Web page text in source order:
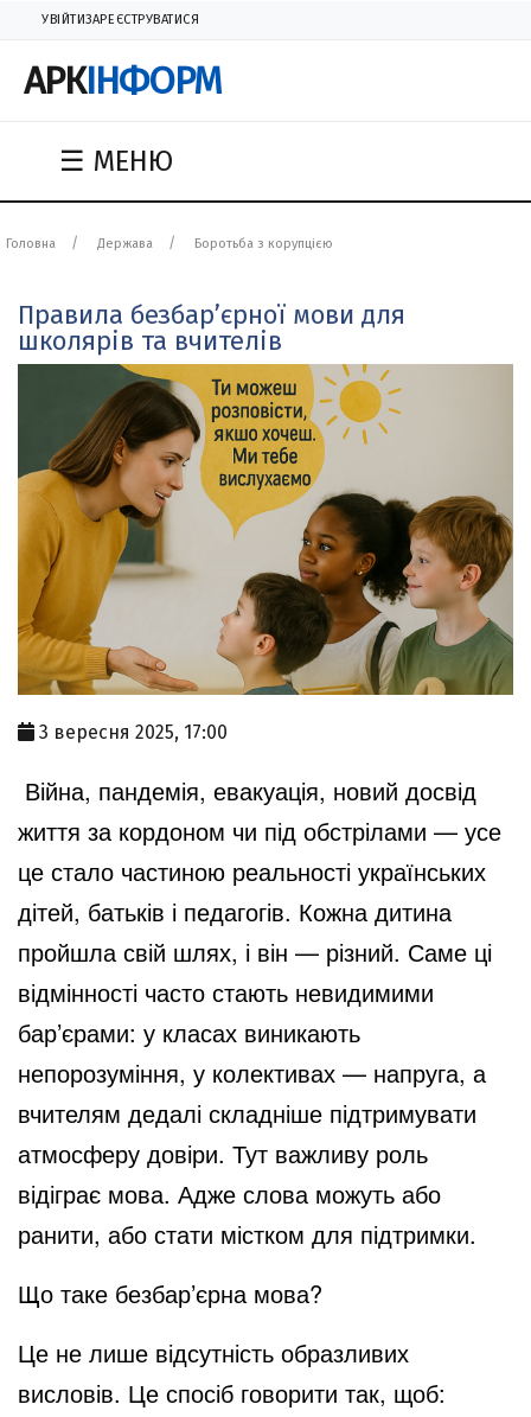
УВІЙТИЗАРЕЄСТРУВАТИСЯ
АРКІНФОРМ
☰ МЕНЮ
Головна Держава Боротьба з корупцією
Правила безбар’єрної мови для
школярів та вчителів
3 вересня 2025, 17:00
Війна, пандемія, евакуація, новий досвід
життя за кордоном чи під обстрілами — усе
це стало частиною реальності українських
дітей, батьків і педагогів. Кожна дитина
пройшла свій шлях, і він — різний. Саме ці
відмінності часто стають невидимими
бар’єрами: у класах виникають
непорозуміння, у колективах — напруга, а
вчителям дедалі складніше підтримувати
атмосферу довіри. Тут важливу роль
відіграє мова. Адже слова можуть або
ранити, або стати містком для підтримки.
Що таке безбар’єрна мова?
Це не лише відсутність образливих
висловів. Це спосіб говорити так, щоб: